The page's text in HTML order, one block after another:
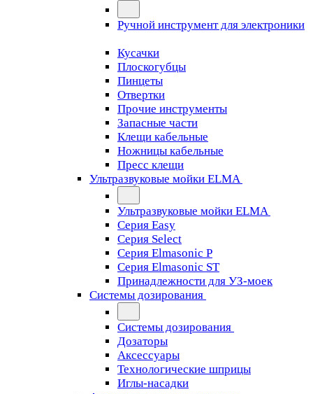
Ручной инструмент для электроники
Кусачки
Плоскогубцы
Пинцеты
Отвертки
Прочие инструменты
Запасные части
Клещи кабельные
Ножницы кабельные
Пресс клещи
Ультразвуковые мойки ELMA
Ультразвуковые мойки ELMA
Серия Easy
Серия Select
Серия Elmasonic P
Серия Elmasonic ST
Принадлежности для УЗ-моек
Системы дозирования
Системы дозирования
Дозаторы
Аксессуары
Технологические шприцы
Иглы-насадки